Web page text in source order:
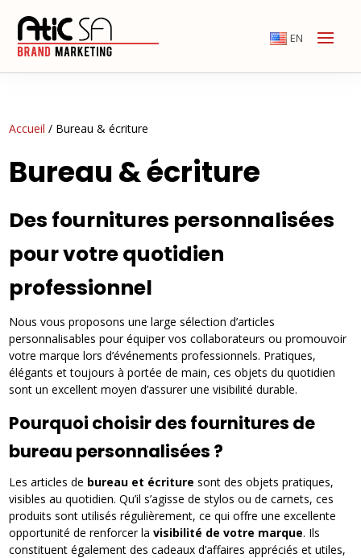
EN
Accueil / Bureau & écriture
Bureau & écriture
Des fournitures personnalisées
pour votre quotidien
professionnel
Nous vous proposons une large sélection d’articles
personnalisables pour équiper vos collaborateurs ou promouvoir
votre marque lors d’événements professionnels. Pratiques,
élégants et toujours à portée de main, ces objets du quotidien
sont un excellent moyen d’assurer une visibilité durable.
Pourquoi choisir des fournitures de
bureau personnalisées ?
Les articles de bureau et écriture sont des objets pratiques,
visibles au quotidien. Qu’il s’agisse de stylos ou de carnets, ces
produits sont utilisés régulièrement, ce qui offre une excellente
opportunité de renforcer lavisibilité de votre marque. Ils
constituent également des cadeaux d’affaires appréciés et utiles,